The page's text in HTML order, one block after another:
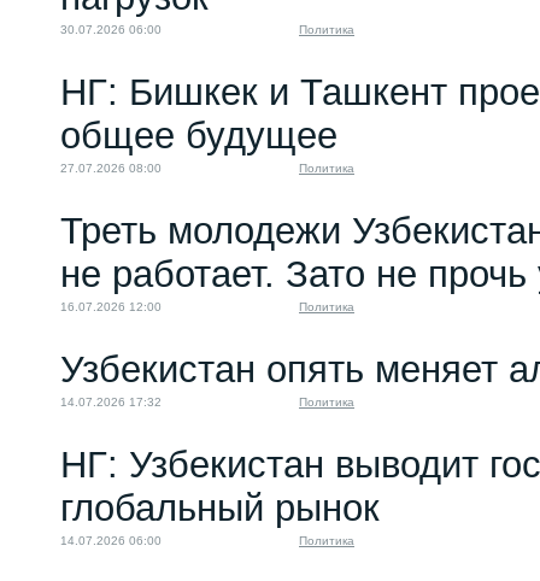
30.07.2026 06:00 Политика
НГ: Бишкек и Ташкент
общее будущее
27.07.2026 08:00 Политика
Треть молодежи
не работает. Зато не
16.07.2026 12:00 Политика
Узбекистан опять меняет
14.07.2026 17:32 Политика
НГ: Узбекистан выводит
глобальный рынок
14.07.2026 06:00 Политика